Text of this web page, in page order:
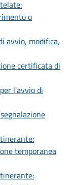
o
avvio, modifica,
certificata di
l'avvio di
temporanea